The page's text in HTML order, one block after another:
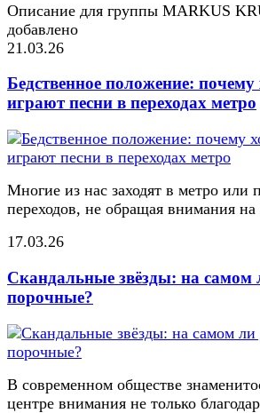
Описание для группы MARKUS
добавлено
21.03.26
Бедственное положение:
играют песни в переходах метро
Многие из нас заходят в метро или
переходов, не обращая внимания
17.03.26
Скандальные звёзды: на самом
порочные?
В современном обществе
центре внимания не только